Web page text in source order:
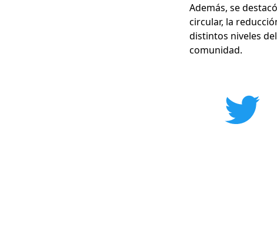
Además, se
circular, la
distintos niveles
comunidad.